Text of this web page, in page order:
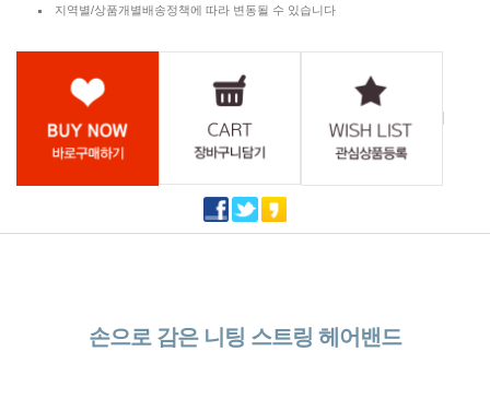
지역별/상품개별배송정책에 따라 변동될 수 있습니다
손으로 감은 니팅 스트링 헤어밴드